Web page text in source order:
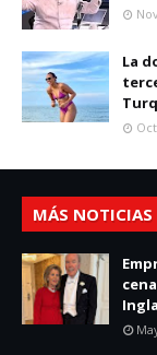
La
MÁS NOTICIAS